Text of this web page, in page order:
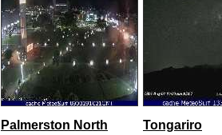
Palmerston North Tongariro